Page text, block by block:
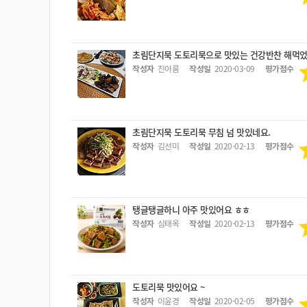
초림단지묵 도토리묵으로 맛있는 건강반찬 해먹
작성자 진아름 작성일 2020-03-09 평가점수
초림단지묵 도토리묵 무침 넘 맛있네요.
작성자 김선미 작성일 2020-02-13 평가점수
탱글탱글하니 아주 맛있어요 ㅎㅎ
작성자 심태옥 작성일 2020-02-13 평가점수
도토리묵 맛있어요 ~
작성자 이윤경 작성일 2020-02-05 평가점수